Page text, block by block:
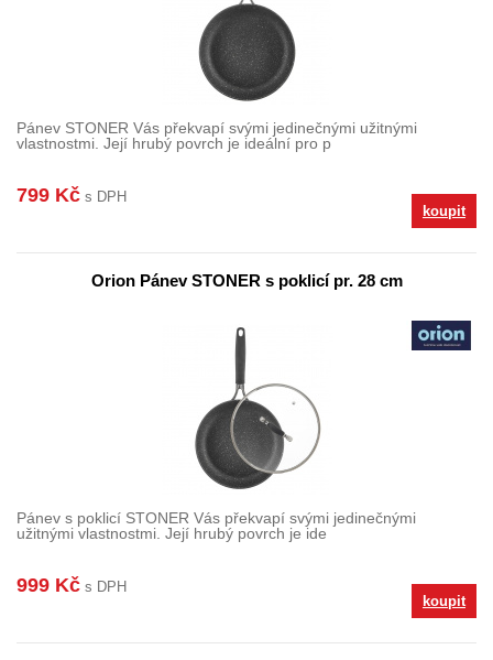
Pánev STONER Vás překvapí svými jedinečnými užitnými
vlastnostmi. Její hrubý povrch je ideální pro p
799 Kč s DPH
koupit
Orion Pánev STONER s poklicí pr. 28 cm
Pánev s poklicí STONER Vás překvapí svými jedinečnými
užitnými vlastnostmi. Její hrubý povrch je ide
999 Kč s DPH
koupit